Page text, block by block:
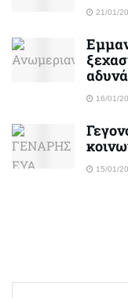
21/01/
16/01/
15/01/